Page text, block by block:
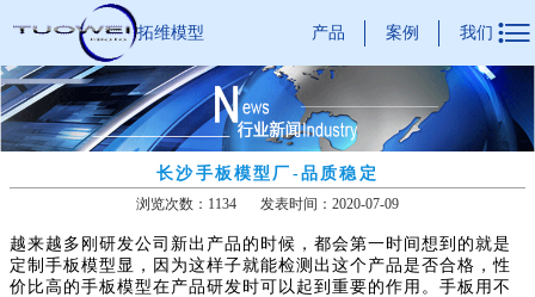
拓维模型 产品 案例 我们 
长沙手板模型厂-品质稳定
浏览次数：1134 发表时间：2020-07-09
越来越多刚研发公司新出产品的时候，都会第一时间想到的就是
定制手板模型显，因为这样子就能检测出这个产品是否合格，性
价比高的手板模型在产品研发时可以起到重要的作用。手板用不